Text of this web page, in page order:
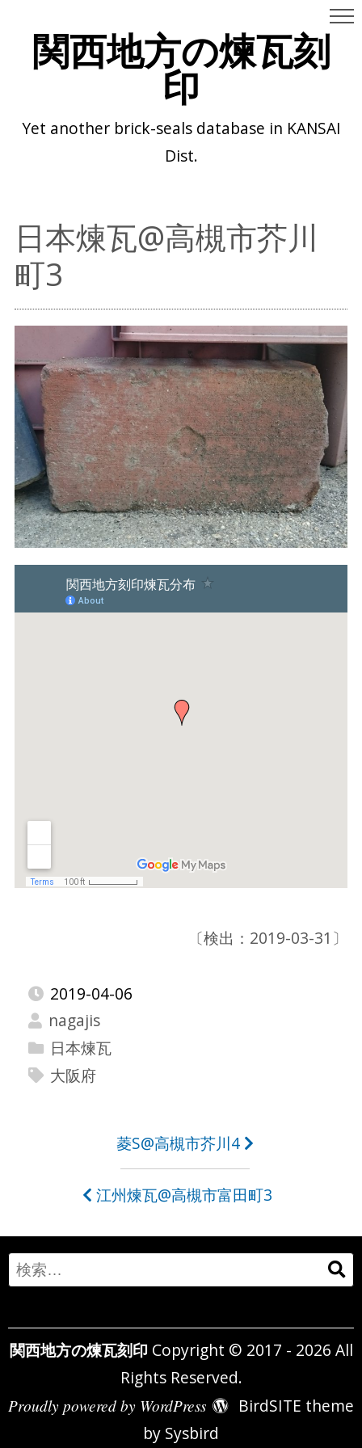
関西地方の煉瓦刻
印
Yet another brick-seals database in KANSAI
Dist.
日本煉瓦@高槻市芥川
町3
〔検出：2019-03-31〕
2019-04-06
nagajis
日本煉瓦
大阪府
ビ
ゲ
ー
シ
ョ
菱S@高槻市芥川4
江州煉瓦@高槻市富田町3
Search
for:
関西地方の煉瓦刻印 Copyright © 2017 - 2026 All
Rights Reserved.
Proudly powered by WordPress
BirdSITE theme
by Sysbird